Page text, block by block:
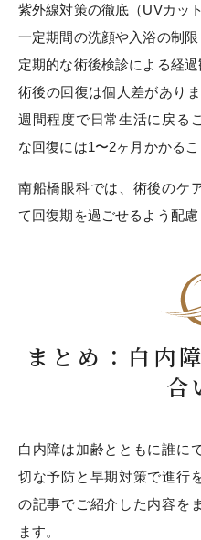
紫外線対策の徹底（UVカッ
一定期間の洗顔や入浴の制限
定期的な術後検診による経過
術後の回復は個人差があり
週間程度で日常生活に戻る
な回復には1〜2ヶ月かかるこ
南船橋眼科では、術後のケ
て回復期を過ごせるよう配慮
まとめ：白内
合
白内障は加齢とともに誰に
切な予防と早期対策で進行
の記事でご紹介した内容を
ます。